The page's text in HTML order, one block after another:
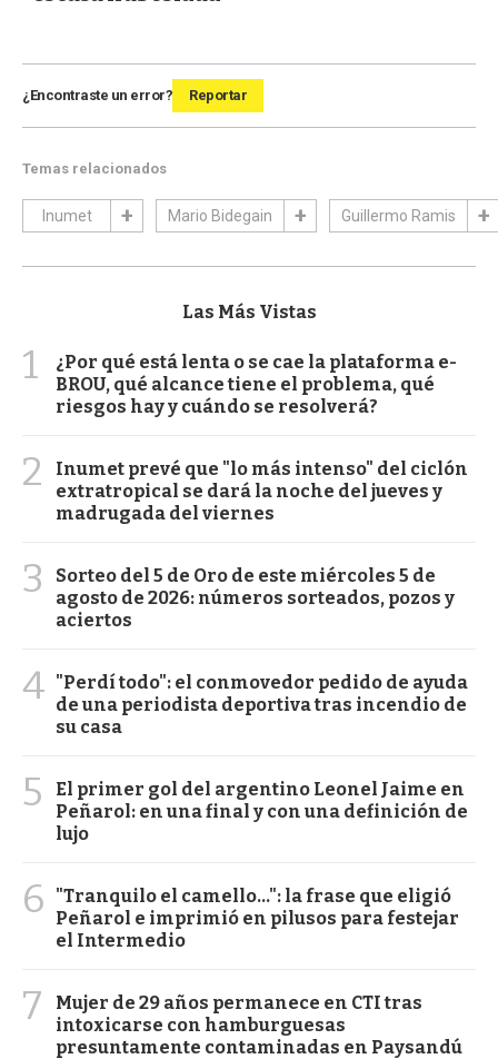
¿Encontraste un error? Reportar
Temas relacionados
Inumet Mario Bidegain Guillermo Ramis
Las Más Vistas
1
¿Por qué está lenta o se cae la plataforma e-
BROU, qué alcance tiene el problema, qué
riesgos hay y cuándo se resolverá?
2
Inumet prevé que "lo más intenso" del ciclón
extratropical se dará la noche del jueves y
madrugada del viernes
3
Sorteo del 5 de Oro de este miércoles 5 de
agosto de 2026: números sorteados, pozos y
aciertos
4 "Perdí todo": el conmovedor pedido de ayuda
de una periodista deportiva tras incendio de
su casa
5
El primer gol del argentino Leonel Jaime en
Peñarol: en una final y con una definición de
lujo
6
"Tranquilo el camello...": la frase que eligió
Peñarol e imprimió en pilusos para festejar
el Intermedio
7
Mujer de 29 años permanece en CTI tras
intoxicarse con hamburguesas
presuntamente contaminadas en Paysandú